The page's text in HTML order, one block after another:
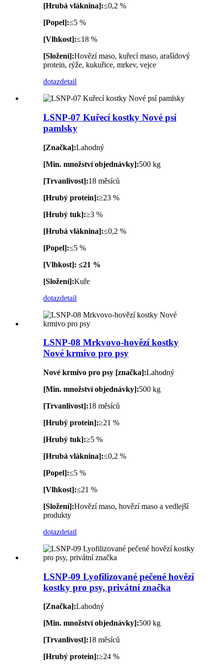
[Hrubá vláknina]:≤0,2 %
[Popel]:≤5 %
[Vlhkost]:≤18 %
[Složení]:Hovězí maso, kuřecí maso, arašídový
protein, rýže, kukuřice, mrkev, vejce
dotazdetail
LSNP-07 Kuřecí kostky Nové psí
pamlsky
[Značka]:Lahodný
[Min. množství objednávky]:500 kg
[Trvanlivost]:18 měsíců
[Hrubý protein]:≥23 %
[Hrubý tuk]:≥3 %
[Hrubá vláknina]:≤0,2 %
[Popel]:≤5 %
[Vlhkost]: ≤21 %
[Složení]:Kuře
dotazdetail
LSNP-08 Mrkvovo-hovězí kostky
Nové krmivo pro psy
Nové krmivo pro psy [značka]:Lahodný
[Min. množství objednávky]:500 kg
[Trvanlivost]:18 měsíců
[Hrubý protein]:≥21 %
[Hrubý tuk]:≥5 %
[Hrubá vláknina]:≤0,2 %
[Popel]:≤5 %
[Vlhkost]:≤21 %
[Složení]:Hovězí maso, hovězí maso a vedlejší
produkty
dotazdetail
LSNP-09 Lyofilizované pečené hovězí
kostky pro psy, privátní značka
[Značka]:Lahodný
[Min. množství objednávky]:500 kg
[Trvanlivost]:18 měsíců
[Hrubý protein]:≥24 %